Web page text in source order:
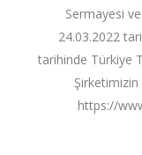
Sermayesi
24.03.2022
tarihinde Türkiye
Şirketimizin
https://